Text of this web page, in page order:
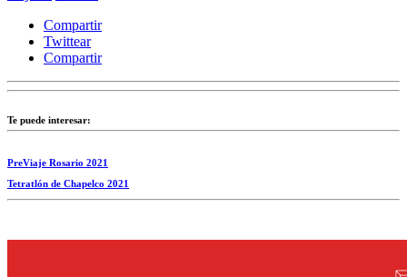
Compartir
Twittear
Compartir
Te puede interesar:
PreViaje Rosario 2021
Tetratlón de Chapelco 2021